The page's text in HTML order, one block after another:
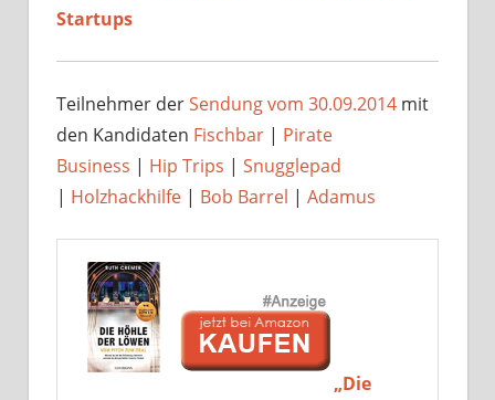
Startups
Teilnehmer derSendung vom 30.09.2014 mit
den Kandidaten Fischbar | Pirate
Business | Hip Trips | Snugglepad
| Holzhackhilfe | Bob Barrel | Adamus
„Die